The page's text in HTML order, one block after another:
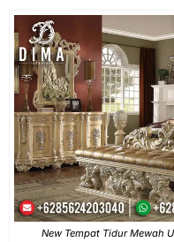
New Tempat Tidur Mewah